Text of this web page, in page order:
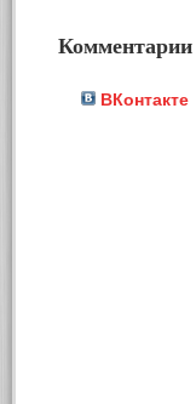
Комментарии
ВКонтакте